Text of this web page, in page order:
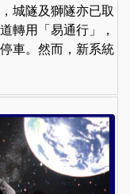
城隧及獅隧亦已取
轉用「易通行」，
車。然而，新系統